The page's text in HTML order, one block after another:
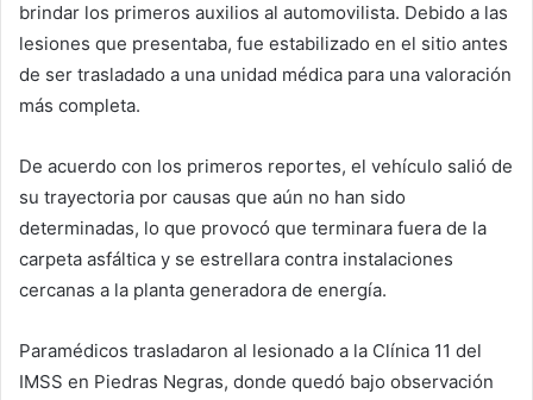
brindar los primeros auxilios al automovilista. Debido a las
lesiones que presentaba, fue estabilizado en el sitio antes
de ser trasladado a una unidad médica para una valoración
más completa.
De acuerdo con los primeros reportes, el vehículo salió de
su trayectoria por causas que aún no han sido
determinadas, lo que provocó que terminara fuera de la
carpeta asfáltica y se estrellara contra instalaciones
cercanas a la planta generadora de energía.
Paramédicos trasladaron al lesionado a la Clínica 11 del
IMSS en Piedras Negras, donde quedó bajo observación